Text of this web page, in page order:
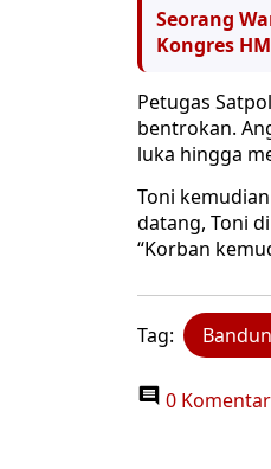
Seorang
Kongres
Petugas
bentrokan.
luka hingga
Toni
datang, Toni
“Korban
Tag:
0 Komentar